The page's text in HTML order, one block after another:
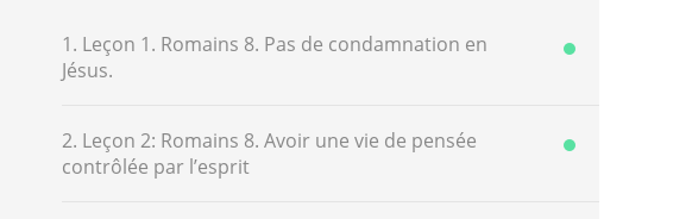
1. Leçon 1. Romains 8. Pas de condamnation en
Jésus.
2. Leçon 2: Romains 8. Avoir une vie de pensée
contrôlée par l’esprit